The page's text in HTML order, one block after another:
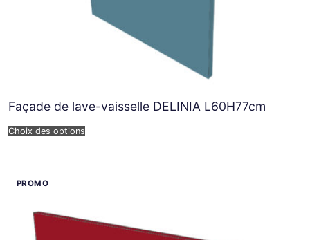
Façade de lave-vaisselle DELINIA L60H77cm
Choix des options